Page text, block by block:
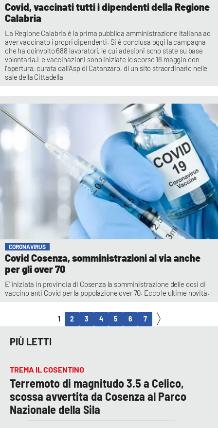
Covid, vaccinati tutti i dipendenti della Regione
Calabria
La Regione Calabria è la prima pubblica amministrazione italiana ad
aver vaccinato i propri dipendenti. Si è conclusa oggi la campagna
che ha coinvolto 688 lavoratori, le cui adesioni sono state su base
volontaria.Le vaccinazioni sono iniziate lo scorso 18 maggio con
l’apertura, curata dall’Asp di Catanzaro, di un sito straordinario nelle
sale della Cittadella
CORONAVIRUS
Covid Cosenza, somministrazioni al via anche
per gli over 70
E' iniziata in provincia di Cosenza la somministrazione delle dosi di
vaccino anti Covid per la popolazione over 70. Ecco le ultime novità.
1 2 3 4 5 6 7
PIÙ LETTI
TREMA IL COSENTINO
Terremoto di magnitudo 3.5 a Celico,
scossa avvertita da Cosenza al Parco
Nazionale della Sila